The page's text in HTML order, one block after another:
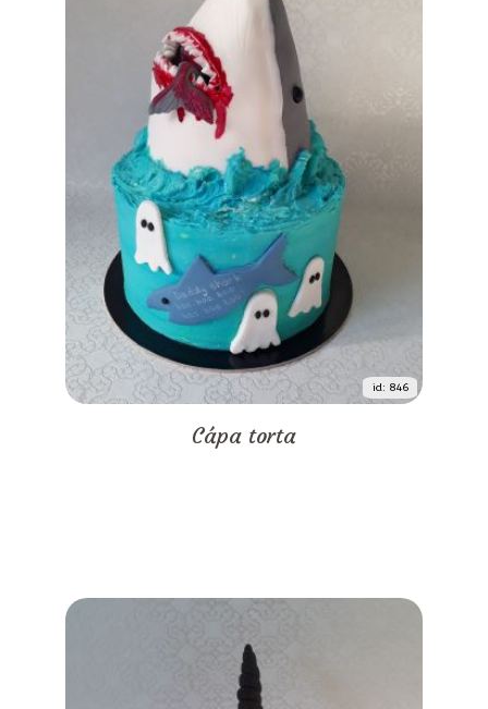
id: 846
Cápa torta